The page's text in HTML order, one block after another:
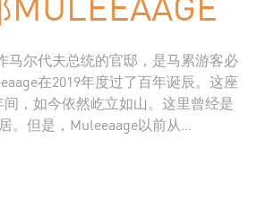
马尔代夫总统的官邸，是马累游客必
在2019年度过了百年诞辰。这座
间，如今依然屹立如山。这里曾经是
。但是，Muleeaage以前从...